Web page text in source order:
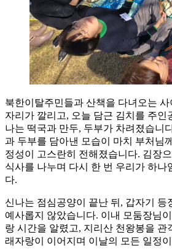
북한이탈주민들과 산책을 다녀오는
자리가 깔리고, 오늘 담근 김치를 주인
나는 떡국과 만두, 두부가 차려졌습니
과 두부를 담아낸 모습이 마치 부처님
정성이 고스란히 전해졌습니다. 김장
식사를 나누며 다시 한 번 우리가 하나
다.
신나는 점심공양이 끝난 뒤, 갑자기 등
예사롭지 않았습니다. 이내 모둠장님
랑 시간을 알렸고, 지리산 천왕봉을 관
래자랑이 이어지며 이날의 모든 일정